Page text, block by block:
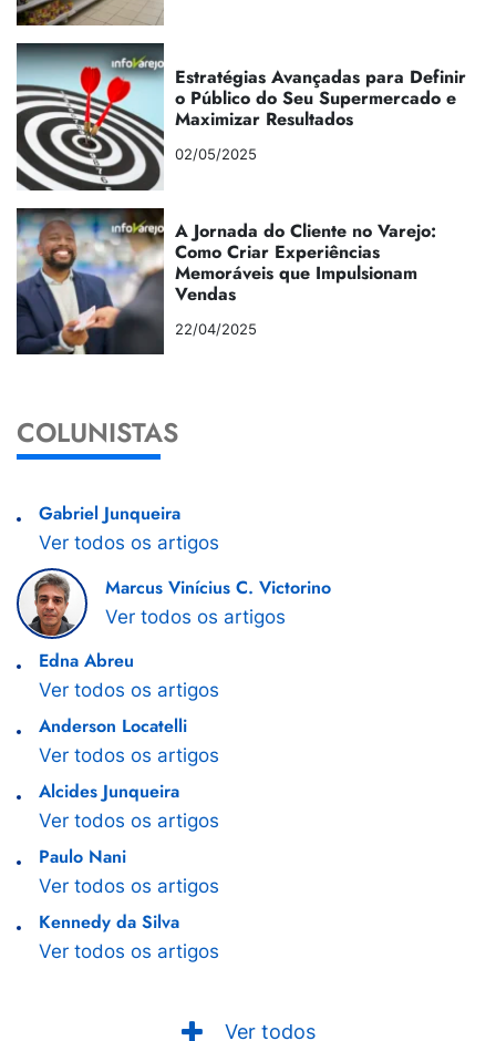
Estratégias Avançadas para Definir
o Público do Seu Supermercado e
Maximizar Resultados
02/05/2025
A Jornada do Cliente no Varejo:
Como Criar Experiências
Memoráveis que Impulsionam
Vendas
22/04/2025
COLUNISTAS
Gabriel Junqueira
Ver todos os artigos
Marcus Vinícius C. Victorino
Ver todos os artigos
Edna Abreu
Ver todos os artigos
Anderson Locatelli
Ver todos os artigos
Alcides Junqueira
Ver todos os artigos
Paulo Nani
Ver todos os artigos
Kennedy da Silva
Ver todos os artigos
Ver todos